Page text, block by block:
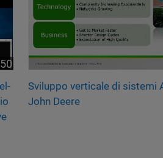
dura 20:50
Sviluppo verticale di sistemi
John Deere